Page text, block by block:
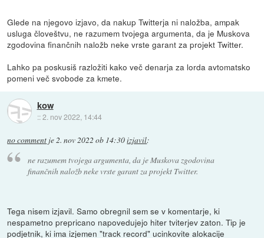
Glede na njegovo izjavo, da nakup Twitterja ni naložba, ampak
usluga človeštvu, ne razumem tvojega argumenta, da je Muskova
zgodovina finančnih naložb neke vrste garant za projekt Twitter.
Lahko pa poskusiš razložiti kako več denarja za lorda avtomatsko
pomeni več svobode za kmete.
kow
::2. nov 2022, 14:44
no comment je2. nov 2022 ob 14:30izjavil:
ne razumem tvojega argumenta, da je Muskova zgodovina
finančnih naložb neke vrste garant za projekt Twitter.
Tega nisem izjavil. Samo obregnil sem se v komentarje, ki
nespametno prepricano napovedujejo hiter tviterjev zaton. Tip je
podjetnik, ki ima izjemen "track record" ucinkovite alokacije